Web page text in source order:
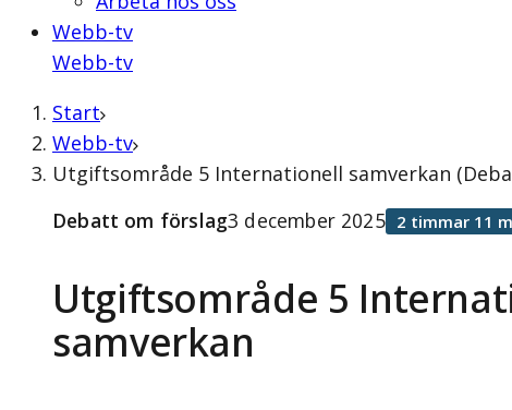
Webb-tv
Webb-tv
Start
Webb-tv
Utgiftsområde 5 Internationell samverkan
Utgiftsområde 5
samverkan
Debatt om förslag3 december 2025 2 timmar 11